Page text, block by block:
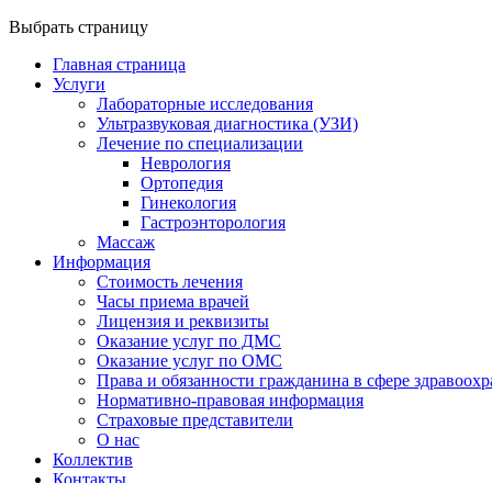
Выбрать страницу
Главная страница
Услуги
Лабораторные исследования
Ультразвуковая диагностика (УЗИ)
Лечение по специализации
Неврология
Ортопедия
Гинекология
Гастроэнторология
Массаж
Информация
Стоимость лечения
Часы приема врачей
Лицензия и реквизиты
Оказание услуг по ДМС
Оказание услуг по ОМС
Права и обязанности гражданина в сфере
Нормативно-правовая информация
Страховые представители
О нас
Коллектив
Контакты